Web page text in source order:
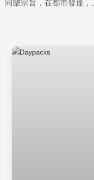
同樂宗旨，在都市發達